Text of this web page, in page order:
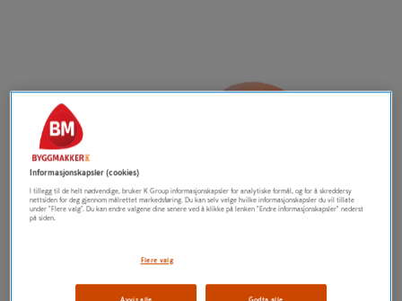
Tidligere
Informasjonskapsler (cookies)
I tillegg til de helt nødvendige, bruker K Group informasjonskapsler for analytiske formål, og for å skreddersy
nettsiden for deg gjennom målrettet markedsføring. Du kan selv velge hvilke informasjonskapsler du vil tillate
under "Flere valg". Du kan endre valgene dine senere ved å klikke på lenken "Endre informasjonskapsler" nederst
på siden.
Flere valg